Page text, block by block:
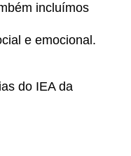
incluímos
e emocional.
do IEA da